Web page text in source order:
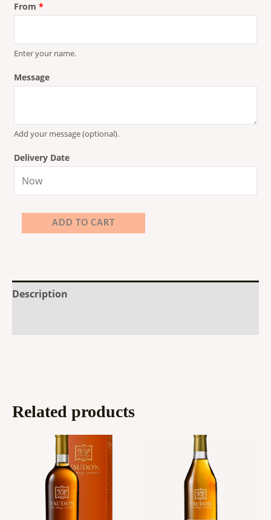
From *
Enter your name.
Message
Add your message (optional).
Delivery Date
ADD TO CART
Description
Related products